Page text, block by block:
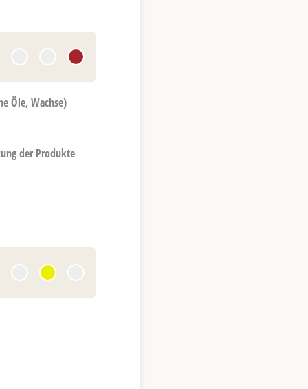
Öle, Wachse)
der Produkte